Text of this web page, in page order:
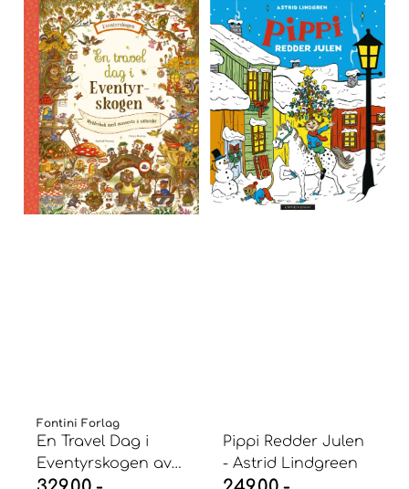
Fontini Forlag
En Travel Dag i
Eventyrskogen av
Rachel Piercey
Pippi Redder Julen
- Astrid Lindgreen